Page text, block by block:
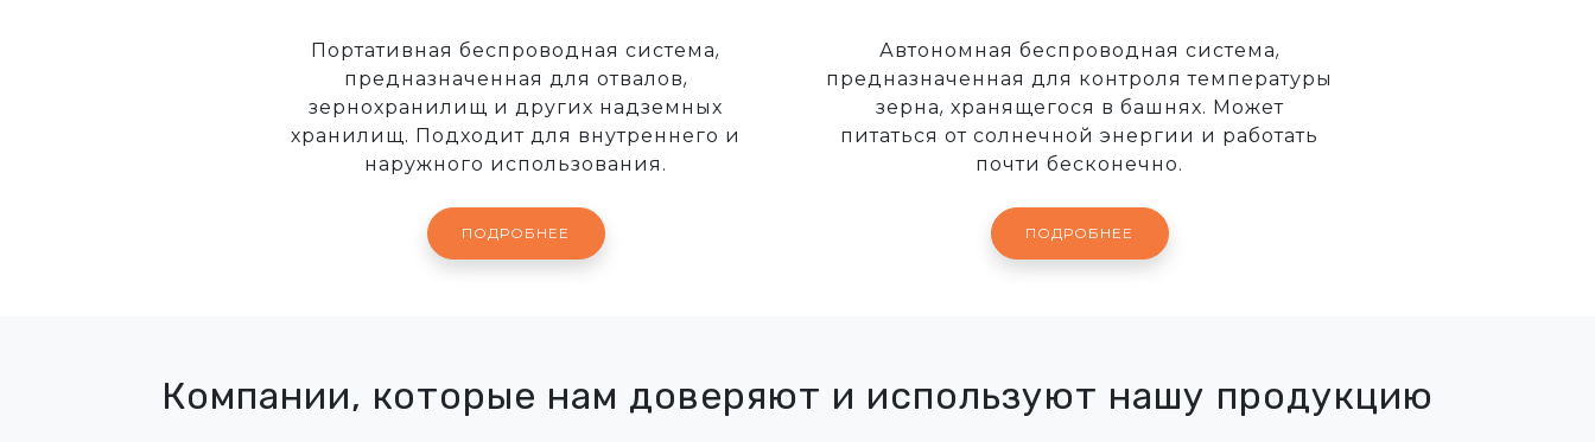
Портативная беспроводная система,
предназначенная для отвалов,
зернохранилищ и других надземных
хранилищ. Подходит для внутреннего и
наружного использования.
ПОДРОБНЕЕ
Автономная беспроводная система,
предназначенная для контроля температуры
зерна, хранящегося в башнях. Может
питаться от солнечной энергии и работать
почти бесконечно.
ПОДРОБНЕЕ
Компании, которые нам доверяют и используют нашу продукцию